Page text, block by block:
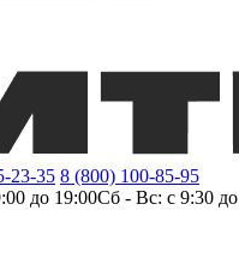
23-35 8 (800) 100-85-95
до 19:00Сб - Вс: с 9:30